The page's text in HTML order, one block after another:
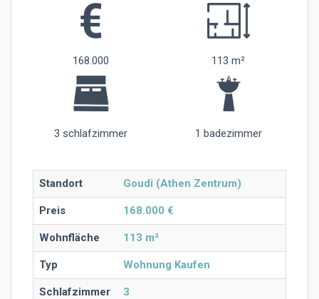
168.000 113 m²
3 schlafzimmer 1 badezimmer
Standort Goudi (Athen Zentrum)
Preis 168.000 €
Wohnfläche 113 m²
Typ Wohnung Kaufen
Schlafzimmer 3